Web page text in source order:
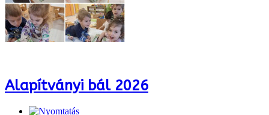
Alapítványi bál 2026